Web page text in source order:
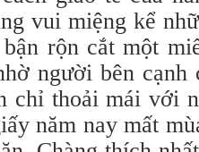
vui miệng kể
rộn cắt một
người bên
chỉ thoải mái với
năm nay mất